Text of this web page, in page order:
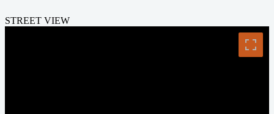
STREET VIEW